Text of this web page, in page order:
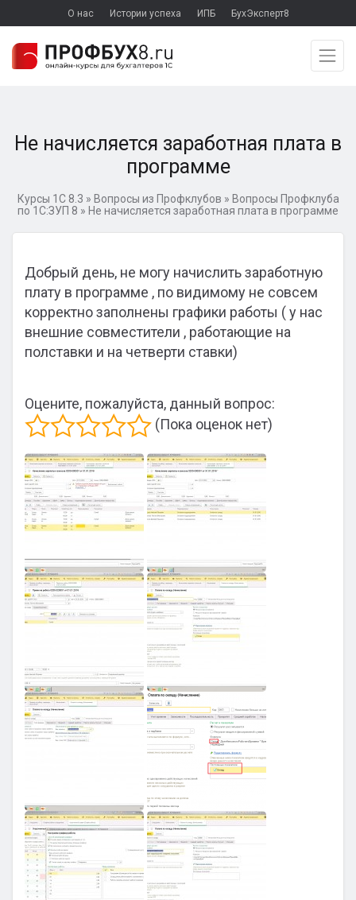
О нас Истории успеха ИПБ БухЭксперт8
Не начисляется заработная плата в
программе
Курсы 1С 8.3 » Вопросы из Профклубов » Вопросы Профклуба
по 1С:ЗУП 8 » Не начисляется заработная плата в программе
Добрый день, не могу начислить заработную
плату в программе , по видимому не совсем
корректно заполнены графики работы ( у нас
внешние совместители , работающие на
полставки и на четверти ставки)
Оцените, пожалуйста, данный вопрос:
(Пока оценок нет)